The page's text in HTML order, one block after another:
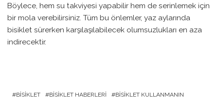
Böylece, hem su takviyesi yapabilir hem de serinlemek için
bir mola verebilirsiniz. Tüm bu önlemler, yaz aylarında
bisiklet sürerken karşılaşılabilecek olumsuzlukları en aza
indirecektir.
BISIKLET BISIKLET HABERLERI
BISIKLET KULLANMANIN